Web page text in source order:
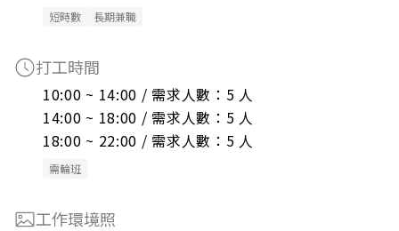
短時數 長期兼職
打工時間
10:00 ~ 14:00 / 需求人數：5 人
14:00 ~ 18:00 / 需求人數：5 人
18:00 ~ 22:00 / 需求人數：5 人
需輪班
工作環境照